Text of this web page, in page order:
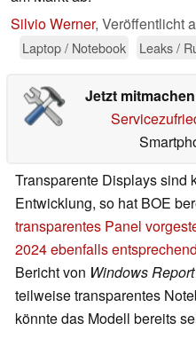
Silvio Werner, Veröffentlicht
Laptop / Notebook Leaks /
Jetzt
Transparente Displays sind
Entwicklung, so hat BOE
transparentes Panel
2024 ebenfalls
Bericht von Windows Report
teilweise transparentes
könnte das Modell bereits